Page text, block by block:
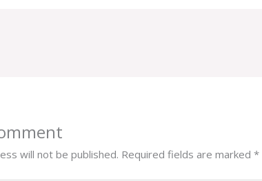
will not be published. Required fields are marked*